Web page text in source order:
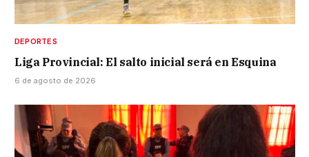
DEPORTES
Liga Provincial: El salto inicial será en Esquina
6 de agosto de 2026